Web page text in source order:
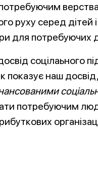
руху серед дітей
для потребуючих
соцілаьного
показує наш досвід,
потребуючим